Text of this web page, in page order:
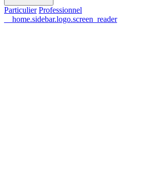
Particulier Professionnel
__home.sidebar.logo.screen_reader